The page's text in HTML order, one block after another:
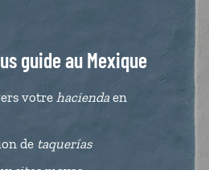
guide au Mexique
votre hacienda en
de taquerías